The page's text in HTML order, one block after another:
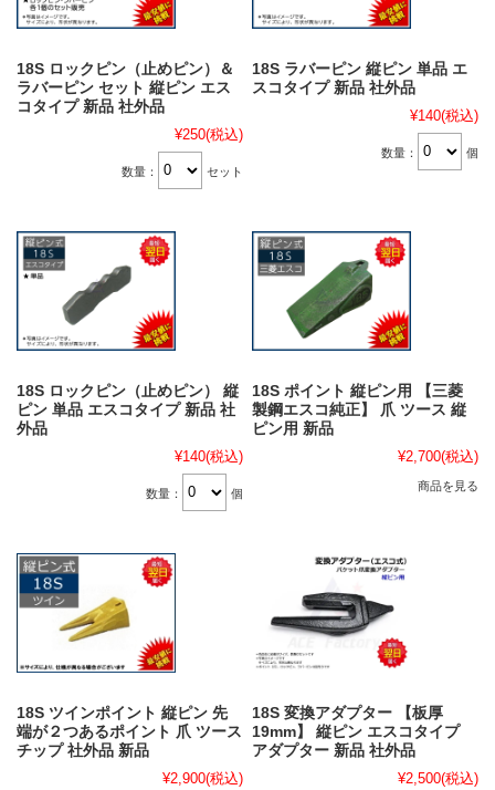
18S ロックピン（止めピン）＆
ラバーピン セット 縦ピン エス
コタイプ 新品 社外品
¥250(税込)
数量： セット
18S ラバーピン 縦ピン 単品 エ
スコタイプ 新品 社外品
¥140(税込)
数量： 個
18S ロックピン（止めピン） 縦
ピン 単品 エスコタイプ 新品 社
外品
¥140(税込)
数量： 個
18S ポイント 縦ピン用 【三菱
製鋼エスコ純正】 爪 ツース 縦
ピン用 新品
¥2,700(税込)
商品を見る
18S ツインポイント 縦ピン 先
端が２つあるポイント 爪 ツース
チップ 社外品 新品
¥2,900(税込)
18S 変換アダプター 【板厚
19mm】 縦ピン エスコタイプ
アダプター 新品 社外品
¥2,500(税込)